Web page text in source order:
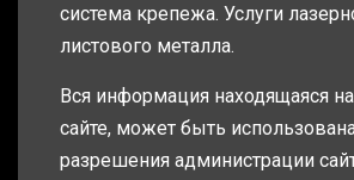
система крепежа. Услуги
листового металла.
Вся информация находящаяся
сайте, может быть
разрешения администрации